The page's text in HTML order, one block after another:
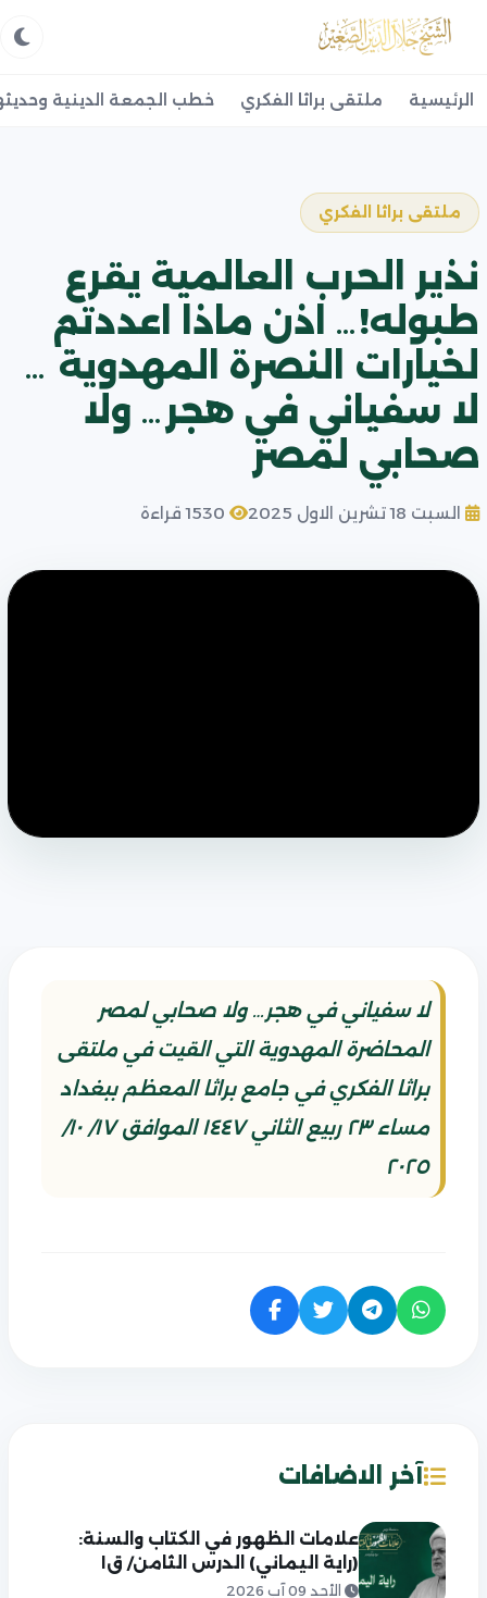
الرئيسية ملتقى براثا الفكري خطب الجمعة الدينية
ملتقى براثا الفكري
نذير الحرب العالمية يقرع
طبوله!… اذن ماذا اعددتم
لخيارات النصرة المهدوية …
لا سفياني في هجر… ولا
صحابي لمصر
السبت 18 تشرين الاول 2025
لا سفياني في هجر… ولا صحابي لمصر
المحاضرة المهدوية التي القيت في ملتقى
براثا الفكري في جامع براثا المعظم ببغداد
مساء ٢٣ ربيع الثاني ١٤٤٧ الموافق ١٧/ ١٠/
٢٠٢٥
آخر الاضافات
علامات الظهور في الكتاب والسنة:
(راية اليماني) الدرس الثامن/ ق١
الأحد 09 آب 2026